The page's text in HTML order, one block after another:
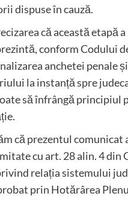
dispuse în cauză.
că această etapă
conform Codului
anchetei penale
la instanță spre
să înfrângă principiul
că prezentul comunicat
cu art. 28 alin. 4 din
relația sistemului
prin Hotărârea